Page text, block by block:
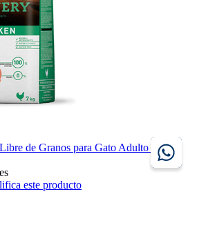
de Granos para Gato Adulto Receta
este producto